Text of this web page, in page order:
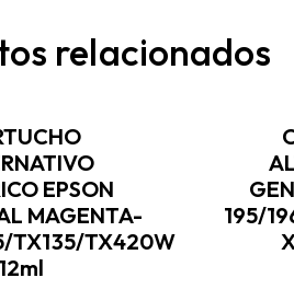
relacionados
EPSON
MAGENTA-
TX135/TX420W
12ml
195/